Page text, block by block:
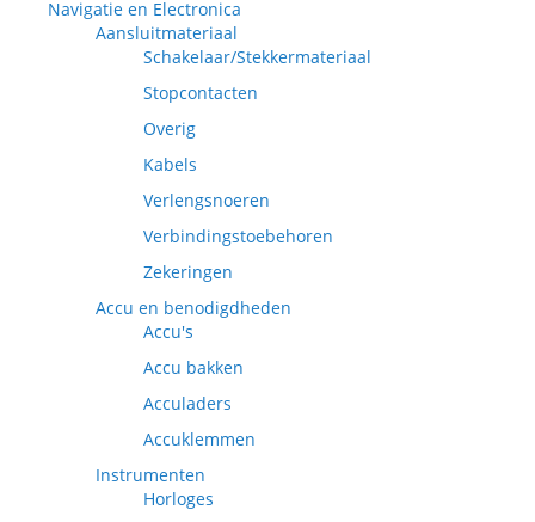
Navigatie en Electronica
Aansluitmateriaal
Schakelaar/Stekkermateriaal
Stopcontacten
Overig
Kabels
Verlengsnoeren
Verbindingstoebehoren
Zekeringen
Accu en benodigdheden
Accu's
Accu bakken
Acculaders
Accuklemmen
Instrumenten
Horloges